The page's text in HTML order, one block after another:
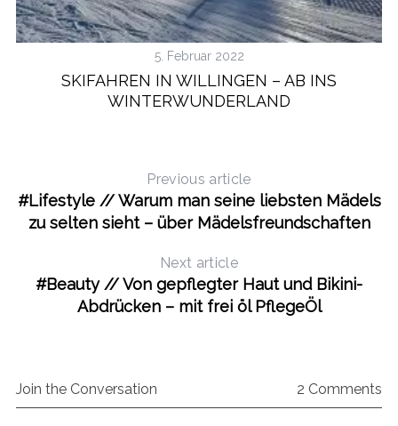
5. Februar 2022
SKIFAHREN IN WILLINGEN – AB INS
WINTERWUNDERLAND
Previous article
#Lifestyle // Warum man seine liebsten Mädels
zu selten sieht – über Mädelsfreundschaften
Next article
#Beauty // Von gepflegter Haut und Bikini-
Abdrücken – mit frei öl PflegeÖl
Join the Conversation 2 Comments